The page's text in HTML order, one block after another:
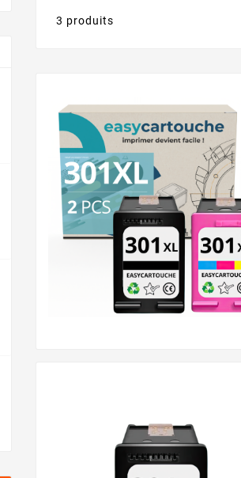
3 produits